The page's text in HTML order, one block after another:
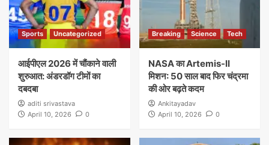
Sports Uncategorized
आईपीएल 2026 में चौंकाने वाली
शुरुआत: अंडरडॉग टीमों का
दबदबा
aditi srivastava
April 10, 2026
0
Breaking Science Tech
NASA का Artemis-II
मिशन: 50 साल बाद फिर चंद्रमा
की ओर बढ़ते कदम
Ankitayadav
April 10, 2026
0